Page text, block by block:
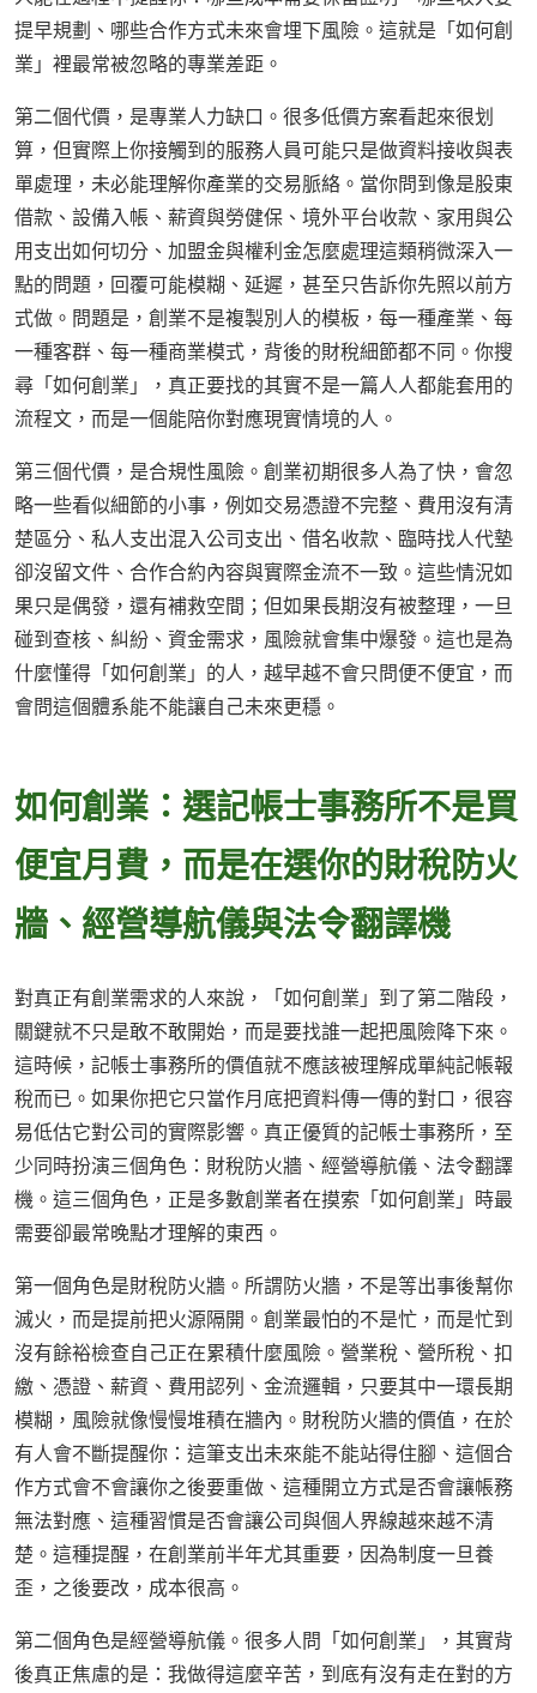
提早規劃、哪些合作方式未來會埋下風險。這就是「如何創
業」裡最常被忽略的專業差距。
第二個代價，是專業人力缺口。很多低價方案看起來很划
算，但實際上你接觸到的服務人員可能只是做資料接收與表
單處理，未必能理解你產業的交易脈絡。當你問到像是股東
借款、設備入帳、薪資與勞健保、境外平台收款、家用與公
用支出如何切分、加盟金與權利金怎麼處理這類稍微深入一
點的問題，回覆可能模糊、延遲，甚至只告訴你先照以前方
式做。問題是，創業不是複製別人的模板，每一種產業、每
一種客群、每一種商業模式，背後的財稅細節都不同。你搜
尋「如何創業」，真正要找的其實不是一篇人人都能套用的
流程文，而是一個能陪你對應現實情境的人。
第三個代價，是合規性風險。創業初期很多人為了快，會忽
略一些看似細節的小事，例如交易憑證不完整、費用沒有清
楚區分、私人支出混入公司支出、借名收款、臨時找人代墊
卻沒留文件、合作合約內容與實際金流不一致。這些情況如
果只是偶發，還有補救空間；但如果長期沒有被整理，一旦
碰到查核、糾紛、資金需求，風險就會集中爆發。這也是為
什麼懂得「如何創業」的人，越早越不會只問便不便宜，而
會問這個體系能不能讓自己未來更穩。
如何創業：選記帳士事務所不是買
便宜月費，而是在選你的財稅防火
牆、經營導航儀與法令翻譯機
對真正有創業需求的人來說，「如何創業」到了第二階段，
關鍵就不只是敢不敢開始，而是要找誰一起把風險降下來。
這時候，記帳士事務所的價值就不應該被理解成單純記帳報
稅而已。如果你把它只當作月底把資料傳一傳的對口，很容
易低估它對公司的實際影響。真正優質的記帳士事務所，至
少同時扮演三個角色：財稅防火牆、經營導航儀、法令翻譯
機。這三個角色，正是多數創業者在摸索「如何創業」時最
需要卻最常晚點才理解的東西。
第一個角色是財稅防火牆。所謂防火牆，不是等出事後幫你
滅火，而是提前把火源隔開。創業最怕的不是忙，而是忙到
沒有餘裕檢查自己正在累積什麼風險。營業稅、營所稅、扣
繳、憑證、薪資、費用認列、金流邏輯，只要其中一環長期
模糊，風險就像慢慢堆積在牆內。財稅防火牆的價值，在於
有人會不斷提醒你：這筆支出未來能不能站得住腳、這個合
作方式會不會讓你之後要重做、這種開立方式是否會讓帳務
無法對應、這種習慣是否會讓公司與個人界線越來越不清
楚。這種提醒，在創業前半年尤其重要，因為制度一旦養
歪，之後要改，成本很高。
第二個角色是經營導航儀。很多人問「如何創業」，其實背
後真正焦慮的是：我做得這麼辛苦，到底有沒有走在對的方